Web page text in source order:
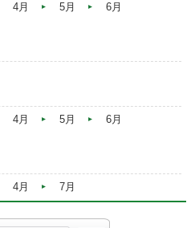
4月 5月
6月
4月 5月
6月
4月 7月